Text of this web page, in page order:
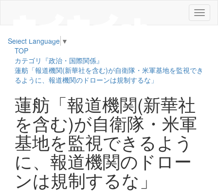
メ
ニ
Select Language ▼
TOP
カテゴリ『政治・国際関係』
蓮舫「報道機関(新華社を含む)が自衛隊・米軍基地を監視でき
るように、報道機関のドローンは規制するな」
蓮舫「報道機関(新華社
を含む)が自衛隊・米軍
基地を監視できるよう
に、報道機関のドロー
ンは規制するな」